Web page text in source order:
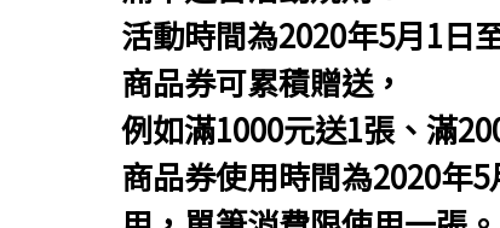
活動時間為2020年5月1日
商品券可累積贈送，
例如滿1000元送1張、滿
商品券使用時間為2020年